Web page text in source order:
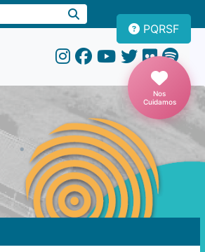
PQRSF
Nos
Cuidamos